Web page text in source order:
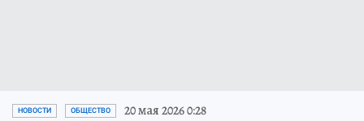
НОВОСТИ ОБЩЕСТВО 20 мая 2026 0:28